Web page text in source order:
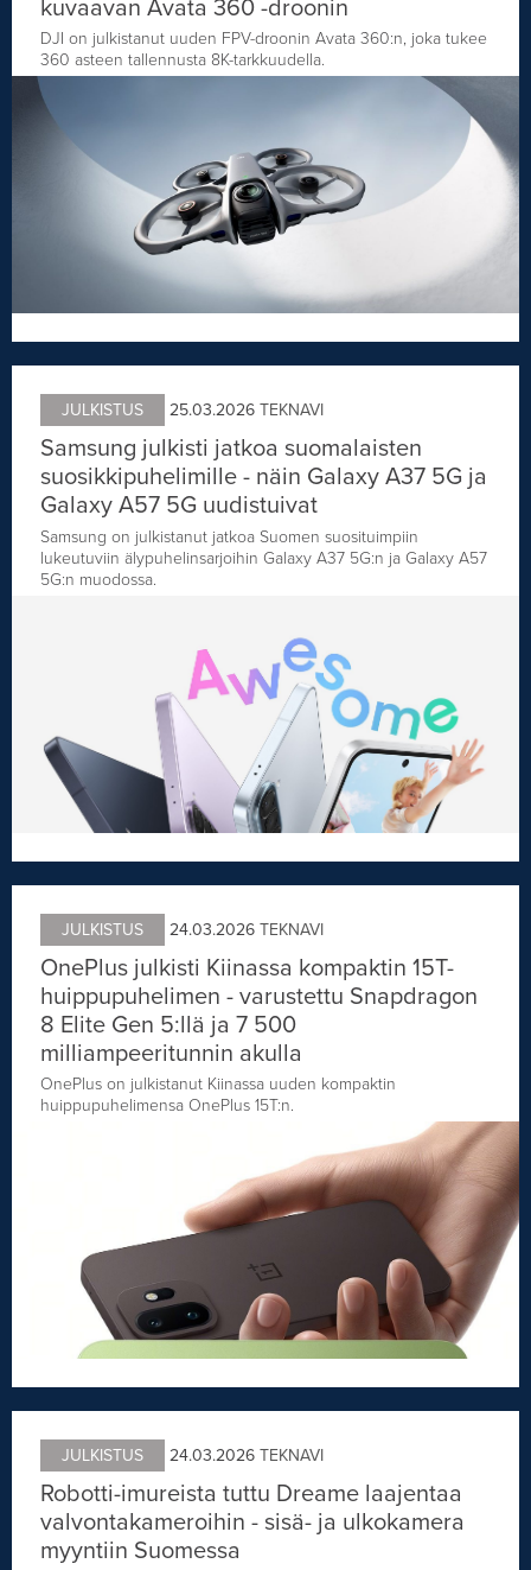
kuvaavan Avata 360 -droonin
DJI on julkistanut uuden FPV-droonin Avata 360:n, joka tukee
360 asteen tallennusta 8K-tarkkuudella.
JULKISTUS 25.03.2026 TEKNAVI
Samsung julkisti jatkoa suomalaisten
suosikkipuhelimille - näin Galaxy A37 5G ja
Galaxy A57 5G uudistuivat
Samsung on julkistanut jatkoa Suomen suosituimpiin
lukeutuviin älypuhelinsarjoihin Galaxy A37 5G:n ja Galaxy A57
5G:n muodossa.
JULKISTUS 24.03.2026 TEKNAVI
OnePlus julkisti Kiinassa kompaktin 15T-
huippupuhelimen - varustettu Snapdragon
8 Elite Gen 5:llä ja 7 500
milliampeeritunnin akulla
OnePlus on julkistanut Kiinassa uuden kompaktin
huippupuhelimensa OnePlus 15T:n.
JULKISTUS 24.03.2026 TEKNAVI
Robotti-imureista tuttu Dreame laajentaa
valvontakameroihin - sisä- ja ulkokamera
myyntiin Suomessa